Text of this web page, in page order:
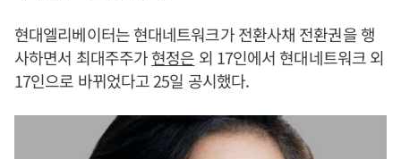
현대엘리베이터는 현대네트워크가 전환사채 전환권을 행
사하면서 최대주주가현정은 외 17인에서 현대네트워크 외
17인으로 바뀌었다고 25일 공시했다.